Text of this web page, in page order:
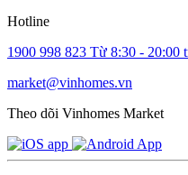
Hotline
1900 998 823 Từ 8:30 - 20:00
market@vinhomes.vn
Theo dõi Vinhomes Market